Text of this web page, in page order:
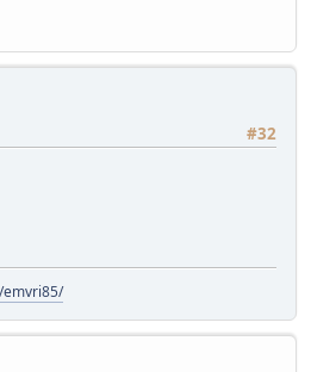
#32
emvri85/